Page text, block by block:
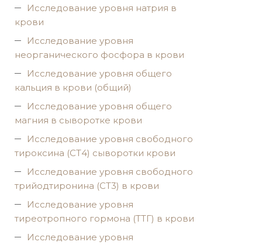
Исследование уровня натрия в
крови
Исследование уровня
неорганического фосфора в крови
Исследование уровня общего
кальция в крови (общий)
Исследование уровня общего
магния в сыворотке крови
Исследование уровня свободного
тироксина (СТ4) сыворотки крови
Исследование уровня свободного
трийодтиронина (СТ3) в крови
Исследование уровня
тиреотропного гормона (ТТГ) в крови
Исследование уровня